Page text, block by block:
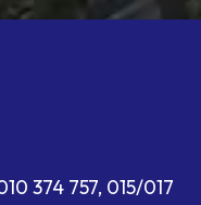
374 757, 015/017